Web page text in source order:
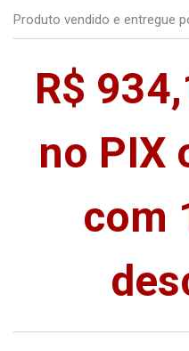
Produto vendido e entregue
R$
no PIX
com